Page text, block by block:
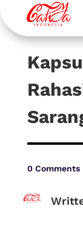
0 Comments